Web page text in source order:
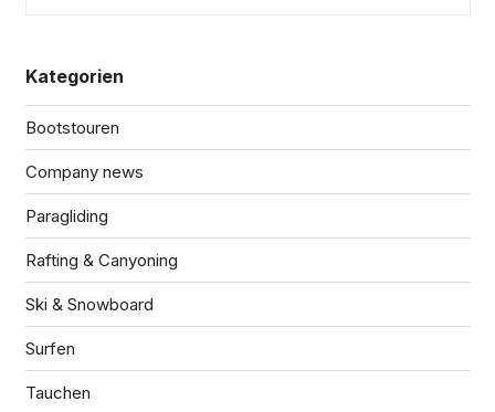
Kategorien
Bootstouren
Company news
Paragliding
Rafting & Canyoning
Ski & Snowboard
Surfen
Tauchen